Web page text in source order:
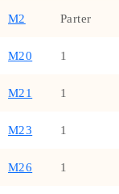
M2 Parter
M20 1
M21 1
M23 1
M26 1